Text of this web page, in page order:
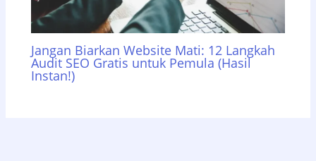
Jangan Biarkan Website Mati: 12 Langkah
Audit SEO Gratis untuk Pemula (Hasil
Instan!)